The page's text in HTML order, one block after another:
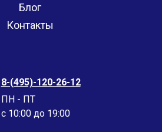
Блог
Контакты
8-(495)-120-26-12
ПН - ПТ
c 10:00 до 19:00